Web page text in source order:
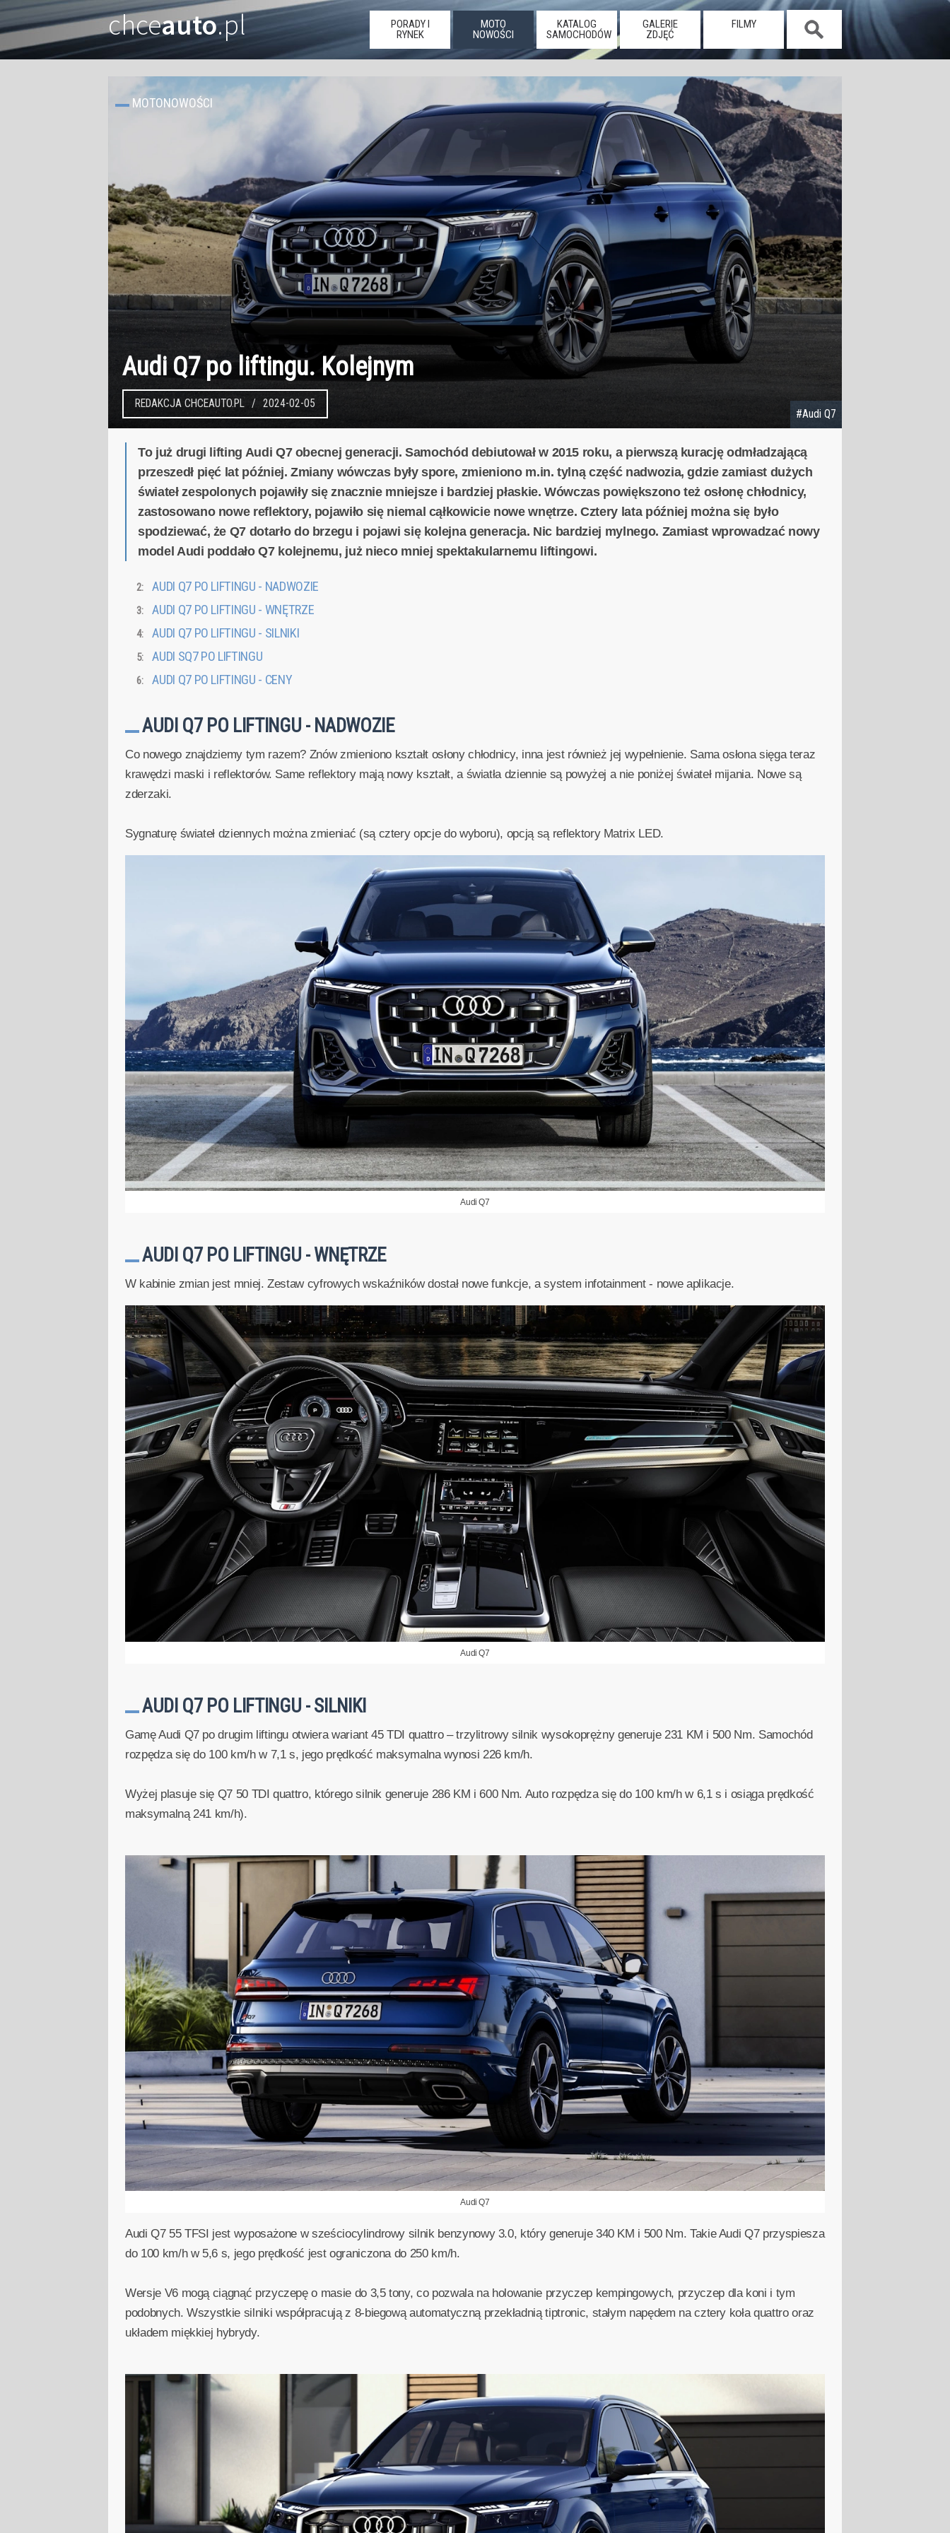
chceauto.pl
PORADY I
RYNEK
MOTO
NOWOŚCI
KATALOG
SAMOCHODÓW
GALERIE
ZDJĘĆ
FILMY
Audi Q7 po liftingu. Kolejnym
MOTONOWOŚCI
REDAKCJA CHCEAUTO.PL
2024-02-05
#Audi Q7
To już drugi lifting Audi Q7 obecnej generacji. Samochód debiutował w 2015 roku, a pierwszą kurację odmładzającą
przeszedł pięć lat później. Zmiany wówczas były spore, zmieniono m.in. tylną część nadwozia, gdzie zamiast dużych
świateł zespolonych pojawiły się znacznie mniejsze i bardziej płaskie. Wówczas powiększono też osłonę chłodnicy,
zastosowano nowe reflektory, pojawiło się niemal cąłkowicie nowe wnętrze. Cztery lata później można się było
spodziewać, że Q7 dotarło do brzegu i pojawi się kolejna generacja. Nic bardziej mylnego. Zamiast wprowadzać nowy
model Audi poddało Q7 kolejnemu, już nieco mniej spektakularnemu liftingowi.
AUDI Q7 PO LIFTINGU - NADWOZIE
AUDI Q7 PO LIFTINGU - WNĘTRZE
AUDI Q7 PO LIFTINGU - SILNIKI
AUDI SQ7 PO LIFTINGU
AUDI Q7 PO LIFTINGU - CENY
AUDI Q7 PO LIFTINGU - NADWOZIE
Co nowego znajdziemy tym razem? Znów zmieniono kształt osłony chłodnicy, inna jest również jej wypełnienie. Sama osłona sięga teraz
krawędzi maski i reflektorów. Same reflektory mają nowy kształt, a światła dziennie są powyżej a nie poniżej świateł mijania. Nowe są
zderzaki.
Sygnaturę świateł dziennych można zmieniać (są cztery opcje do wyboru), opcją są reflektory Matrix LED.
Audi Q7
AUDI Q7 PO LIFTINGU - WNĘTRZE
W kabinie zmian jest mniej. Zestaw cyfrowych wskaźników dostał nowe funkcje, a system infotainment - nowe aplikacje.
Audi Q7
AUDI Q7 PO LIFTINGU - SILNIKI
Gamę Audi Q7 po drugim liftingu otwiera wariant 45 TDI quattro – trzylitrowy silnik wysokoprężny generuje 231 KM i 500 Nm. Samochód
rozpędza się do 100 km/h w 7,1 s, jego prędkość maksymalna wynosi 226 km/h.
Wyżej plasuje się Q7 50 TDI quattro, którego silnik generuje 286 KM i 600 Nm. Auto rozpędza się do 100 km/h w 6,1 s i osiąga prędkość
maksymalną 241 km/h).
Audi Q7
Audi Q7 55 TFSI jest wyposażone w sześciocylindrowy silnik benzynowy 3.0, który generuje 340 KM i 500 Nm. Takie Audi Q7 przyspiesza
do 100 km/h w 5,6 s, jego prędkość jest ograniczona do 250 km/h.
Wersje V6 mogą ciągnąć przyczepę o masie do 3,5 tony, co pozwala na holowanie przyczep kempingowych, przyczep dla koni i tym
podobnych. Wszystkie silniki współpracują z 8-biegową automatyczną przekładnią tiptronic, stałym napędem na cztery koła quattro oraz
układem miękkiej hybrydy.